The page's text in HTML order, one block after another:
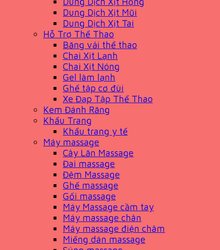
Dung Dịch Xịt Mũi
Dung Dịch Xịt Tai
Hỗ Trợ Thể Thao
Băng vải thể thao
Chai Xịt Lạnh
Chai Xịt Nóng
Gel làm lạnh
Ghế tập cơ đùi
Xe Đạp Tập Thể Thao
Kem Đánh Răng
Khẩu Trang
Khẩu trang y tế
Máy massage
Cây Lăn Massage
Đai massage
Đệm Massage
Ghế massage
Gối massage
Máy Massage cầm tay
Máy massage chân
Máy massage điện châm
Miếng dán massage